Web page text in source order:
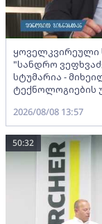
ყოველკვირეული
"სანდრო
სტუმარია -
ტექნოლოგიების
2026/08/08 13:57
50:32